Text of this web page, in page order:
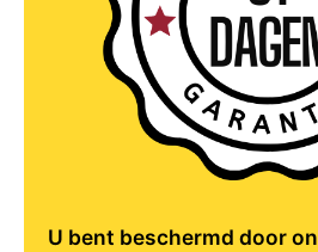
U bent beschermd door